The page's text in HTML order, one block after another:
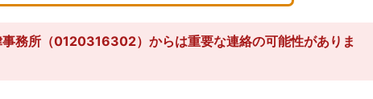
務所（0120316302）からは重要な連絡の可能性がありま